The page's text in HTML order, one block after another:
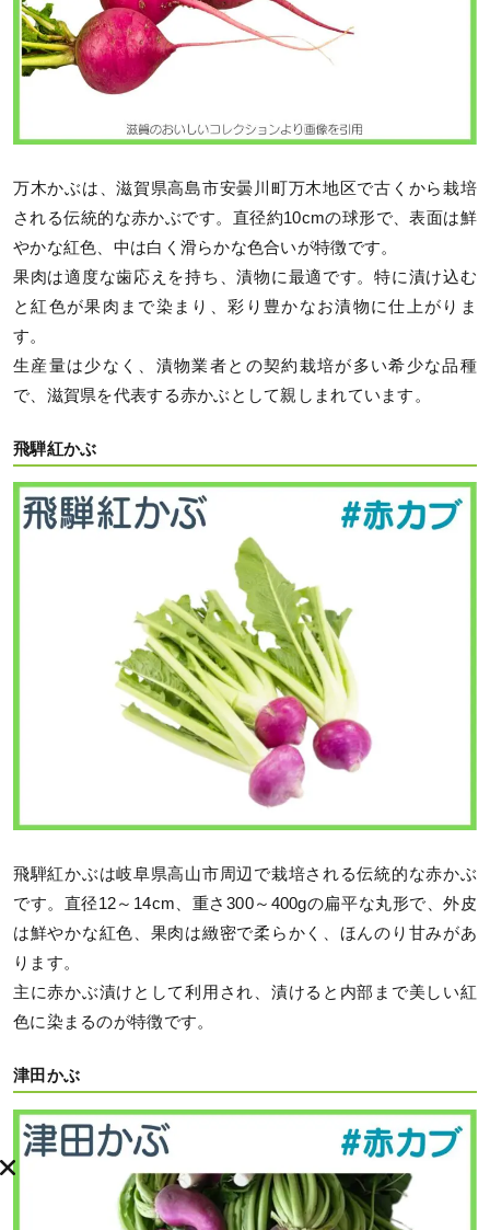
万木かぶは、滋賀県高島市安曇川町万木地区で古くから栽培
される伝統的な赤かぶです。直径約10cmの球形で、表面は鮮
やかな紅色、中は白く滑らかな色合いが特徴です。
果肉は適度な歯応えを持ち、漬物に最適です。特に漬け込む
と紅色が果肉まで染まり、彩り豊かなお漬物に仕上がりま
す。
生産量は少なく、漬物業者との契約栽培が多い希少な品種
で、滋賀県を代表する赤かぶとして親しまれています。
飛騨紅かぶ
飛騨紅かぶは岐阜県高山市周辺で栽培される伝統的な赤かぶ
です。直径12～14cm、重さ300～400gの扁平な丸形で、外皮
は鮮やかな紅色、果肉は緻密で柔らかく、ほんのり甘みがあ
ります。
主に赤かぶ漬けとして利用され、漬けると内部まで美しい紅
色に染まるのが特徴です。
津田かぶ